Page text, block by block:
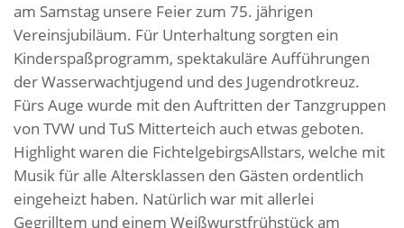
am Samstag unsere Feier zum 75. jährigen
Vereinsjubiläum. Für Unterhaltung sorgten ein
Kinderspaßprogramm, spektakuläre Aufführungen
der Wasserwachtjugend und des Jugendrotkreuz.
Fürs Auge wurde mit den Auftritten der Tanzgruppen
von TVW und TuS Mitterteich auch etwas geboten.
Highlight waren die FichtelgebirgsAllstars, welche mit
Musik für alle Altersklassen den Gästen ordentlich
eingeheizt haben. Natürlich war mit allerlei
Gegrilltem und einem Weißwurstfrühstück am